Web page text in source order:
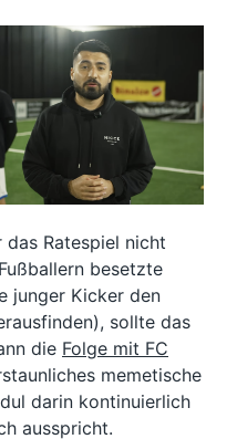
das Ratespiel nicht
besetzte
junger Kicker den
sollte das
die Folge mit FC
memetische
darin kontinuierlich
ausspricht.